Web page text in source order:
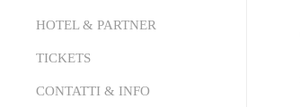
Palio del Burgraviato
Classifiche Stagione
La Storia
HOTEL & PARTNER
Hotel Partner
Ristoranti Partner
TICKETS
CONTATTI & INFO